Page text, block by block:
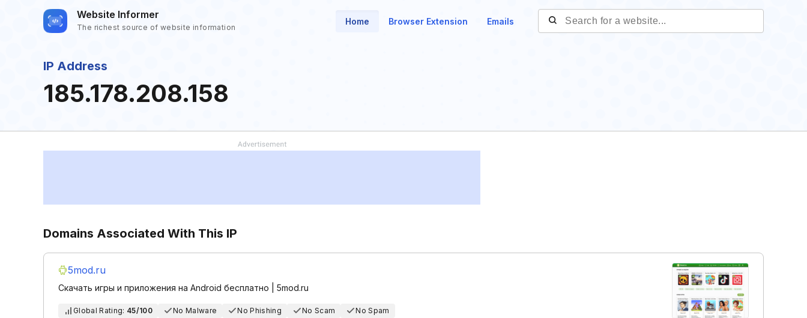
Website Informer
The richest source of website information
Home Browser Extension Emails
IP Address
185.178.208.158
Domains Associated With This IP
5mod.ru
Скачать игры и приложения на Android бесплатно | 5mod.ru
Global Rating: 45/100 No Malware No Phishing No Scam No Spam